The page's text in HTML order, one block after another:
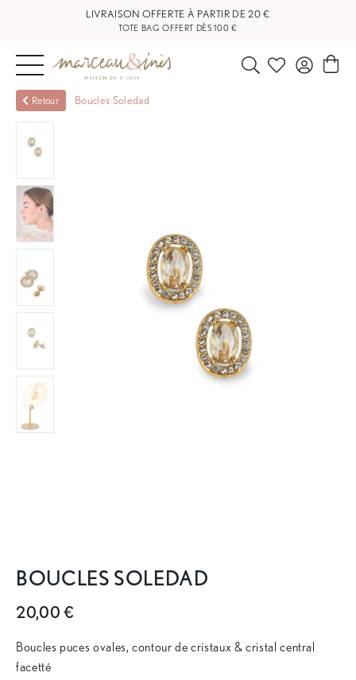
LIVRAISON OFFERTE À PARTIR DE 20 €
TOTE BAG OFFERT DÈS 100 €
NOUVEAUTÉS
OUTLET
BLOG
NOS
BOUTIQUES
FAQ
Retour Boucles Soledad
BOUCLES SOLEDAD
20,00 €
Boucles puces ovales, contour de cristaux & cristal central
facetté